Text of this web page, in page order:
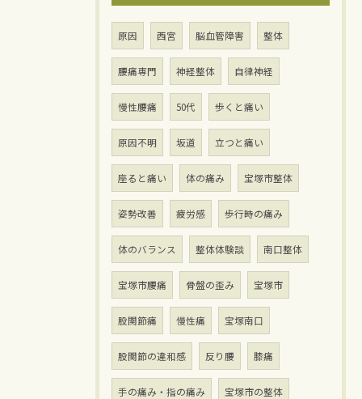
原因 西宮 脳血管障害 整体
腰痛専門 神経整体 自律神経
慢性腰痛 50代 歩くと痛い
原因不明 坂道 立つと痛い
座ると痛い 体の痛み 宝塚市整体
姿勢改善 疲労感 歩行時の痛み
体のバランス 整体体験談 南口整体
宝塚市腰痛 骨盤の歪み 宝塚市
股関節痛 慢性痛 宝塚南口
股関節の違和感 反り腰 膝痛
手の痛み・指の痛み 宝塚市の整体